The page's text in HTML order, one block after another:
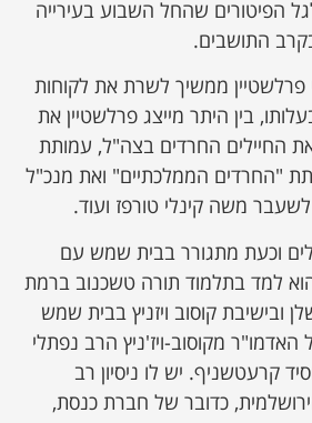
הפיטורים שהחל השבוע בעירייה
התושבים.
פרלשטיין ממשיך לשרת את לקוחות
בין היתר מייצג פרלשטיין את
החיילים החרדים בצה"ל, עמותת
"החרדים הממלכתיים" ואת מנכ"ל
משה קינלי טורפז ועוד.
וכעת מתגורר בבית שמש עם
למד בתלמוד תורה טשכנוב ברמת
ובישיבת קוסוב ויזניץ בבית שמש
מקוסוב-ויז'ניץ הרב נפתלי
קרעטשניף. יש לו ניסיון רב
כדובר של חברת כנסת,